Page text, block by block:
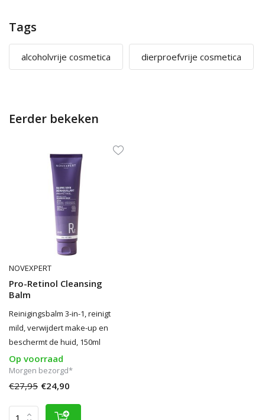
Tags
alcoholvrije cosmetica dierproefvrije cosmetica
Eerder bekeken
NOVEXPERT
Pro-Retinol Cleansing
Balm
Reinigingsbalm 3-in-1, reinigt
mild, verwijdert make-up en
beschermt de huid, 150ml
Op voorraad
Morgen bezorgd*
€27,95 €24,90